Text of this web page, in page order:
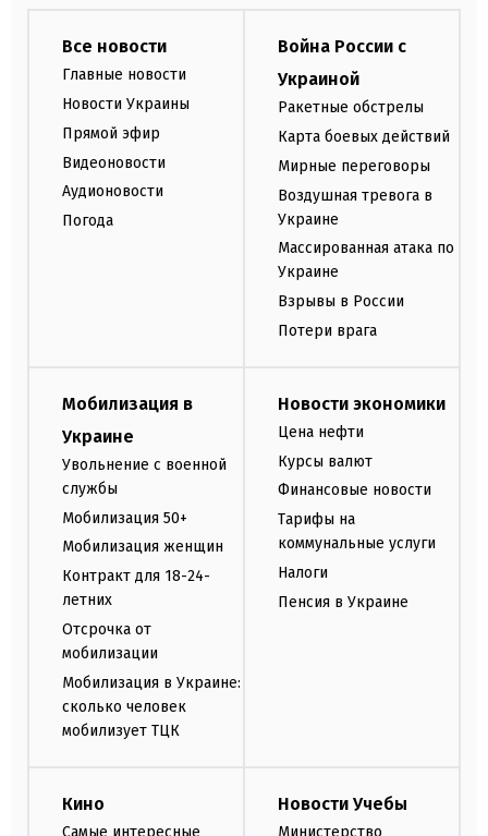
Все новости
Главные новости
Новости Украины
Прямой эфир
Видеоновости
Аудионовости
Погода
Война России с
Украиной
Ракетные обстрелы
Карта боевых действий
Мирные переговоры
Воздушная тревога в
Украине
Массированная атака по
Украине
Взрывы в России
Потери врага
Мобилизация в
Украине
Увольнение с военной
службы
Мобилизация 50+
Мобилизация женщин
Контракт для 18-24-
летних
Отсрочка от
мобилизации
Мобилизация в Украине:
сколько человек
мобилизует ТЦК
Новости экономики
Цена нефти
Курсы валют
Финансовые новости
Тарифы на
коммунальные услуги
Налоги
Пенсия в Украине
Кино
Самые интересные
Новости Учебы
Министерство